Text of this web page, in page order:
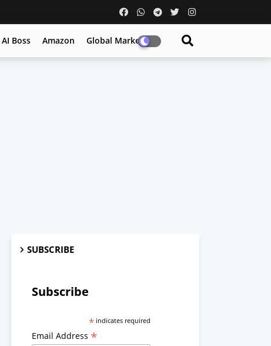
AI Boss Amazon Global Market
SUBSCRIBE
Subscribe
*indicates required
Email Address *